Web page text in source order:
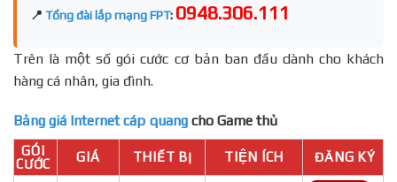
📍 Tổng đài lắp mạng FPT: 0948.306.111
Trên là một số gói cước cơ bản ban đầu dành cho khách
hàng cá nhân, gia đình.
Bảng giá Internet cáp quang cho Game thủ
GÓI
CƯỚC
GIÁ THIẾT BỊ TIỆN ÍCH ĐĂNG KÝ